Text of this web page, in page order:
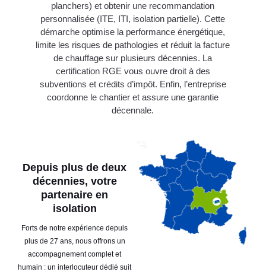
planchers) et obtenir une recommandation
personnalisée (ITE, ITI, isolation partielle). Cette
démarche optimise la performance énergétique,
limite les risques de pathologies et réduit la facture
de chauffage sur plusieurs décennies. La
certification RGE vous ouvre droit à des
subventions et crédits d’impôt. Enfin, l’entreprise
coordonne le chantier et assure une garantie
décennale.
Depuis plus de deux
décennies, votre
partenaire en
isolation
Forts de notre expérience depuis
plus de 27 ans, nous offrons un
accompagnement complet et
humain : un interlocuteur dédié suit